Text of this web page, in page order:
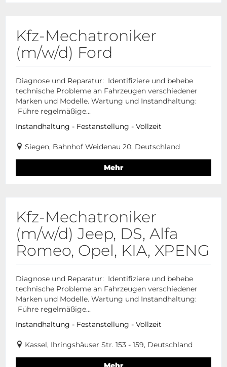
Kfz-Mechatroniker
(m/w/d) Ford
Diagnose und Reparatur: Identifiziere und behebe
technische Probleme an Fahrzeugen verschiedener
Marken und Modelle. Wartung und Instandhaltung:
Führe regelmäßige...
Instandhaltung - Festanstellung - Vollzeit
Siegen, Bahnhof Weidenau 20, Deutschland
Mehr
Kfz-Mechatroniker
(m/w/d) Jeep, DS, Alfa
Romeo, Opel, KIA, XPENG
Diagnose und Reparatur: Identifiziere und behebe
technische Probleme an Fahrzeugen verschiedener
Marken und Modelle. Wartung und Instandhaltung:
Führe regelmäßige...
Instandhaltung - Festanstellung - Vollzeit
Kassel, Ihringshäuser Str. 153 - 159, Deutschland